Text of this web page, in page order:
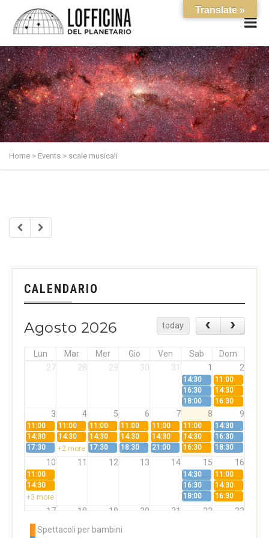
Home > Events > scale musicali
CALENDARIO
Agosto 2026 today
Lun Mar Mer Gio Ven Sab
Dom
27
28 29 30 31 1 2
14:30
11:00
16:30
14:30
18:00
16:30
3 4 5 6 7 8 9
11:00 11:00 11:00 11:00 11:00 11:00
14:30
14:30
14:30 14:30 14:30 14:30 14:30
16:30
17:30
+2 more 17:30 18:30 21:00 16:30 18:30
10 11 12 13 14 15 16
11:00 14:30
11:00
14:30
16:30
14:30
+3 more
18:00 16:30
17 18 19 20 21 22 23
11:00
14:30
14:30 14:30 14:30
Spettacoli per bambini
Translate »